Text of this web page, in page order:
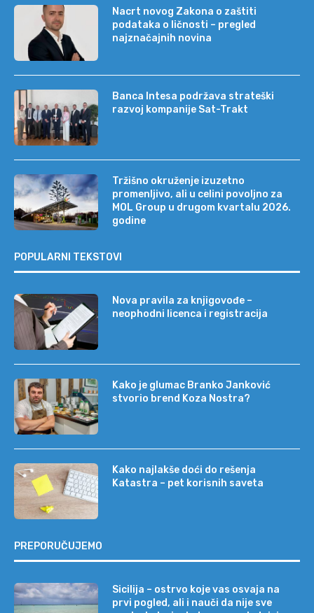
Nacrt novog Zakona o zaštiti
podataka o ličnosti – pregled
najznačajnih novina
Banca Intesa podržava strateški
razvoj kompanije Sat-Trakt
Tržišno okruženje izuzetno
promenljivo, ali u celini povoljno za
MOL Group u drugom kvartalu 2026.
godine
POPULARNI TEKSTOVI
Nova pravila za knjigovođe –
neophodni licenca i registracija
Kako je glumac Branko Janković
stvorio brend Koza Nostra?
Kako najlakše doći do rešenja
Katastra – pet korisnih saveta
PREPORUČUJEMO
Sicilija – ostrvo koje vas osvaja na
prvi pogled, ali i nauči da nije sve